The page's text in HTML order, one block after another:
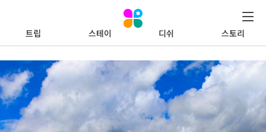
트립 스테이 디쉬 스토리